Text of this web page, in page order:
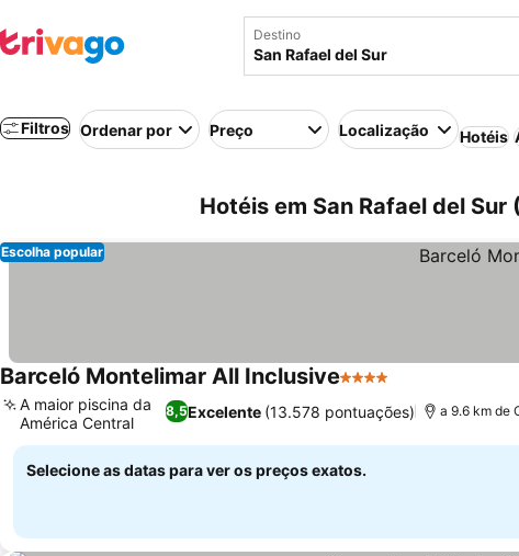
Destino
Filtros Ordenar por Preço Localização Hotéis
Hotéis em San Rafael del
Escolha popular
Barceló Montelimar All Inclusive4 Estrelas
8,5Excelente (13.578 pontuações)
A maior piscina da
América Central
a 9.6 km de
Selecione as datas para ver os preços exatos.